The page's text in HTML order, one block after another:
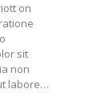
on
sit
non
labore…